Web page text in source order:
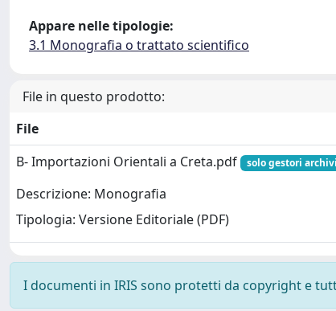
Appare nelle tipologie:
3.1 Monografia o trattato scientifico
File in questo prodotto:
File
B- Importazioni Orientali a Creta.pdf
solo gestori
Descrizione: Monografia
Tipologia: Versione Editoriale (PDF)
I documenti in IRIS sono protetti da copyright e